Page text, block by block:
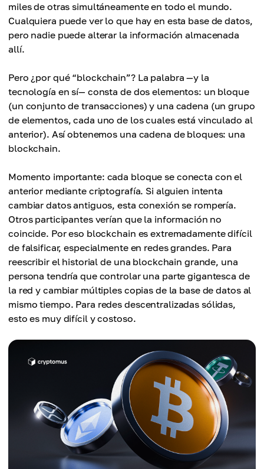
miles de otras simultáneamente en todo el mundo.
Cualquiera puede ver lo que hay en esta base de datos,
pero nadie puede alterar la información almacenada
allí.
Pero ¿por qué “blockchain”? La palabra —y la
tecnología en sí— consta de dos elementos: un bloque
(un conjunto de transacciones) y una cadena (un grupo
de elementos, cada uno de los cuales está vinculado al
anterior). Así obtenemos una cadena de bloques: una
blockchain.
Momento importante: cada bloque se conecta con el
anterior mediante criptografía. Si alguien intenta
cambiar datos antiguos, esta conexión se rompería.
Otros participantes verían que la información no
coincide. Por eso blockchain es extremadamente difícil
de falsificar, especialmente en redes grandes. Para
reescribir el historial de una blockchain grande, una
persona tendría que controlar una parte gigantesca de
la red y cambiar múltiples copias de la base de datos al
mismo tiempo. Para redes descentralizadas sólidas,
esto es muy difícil y costoso.